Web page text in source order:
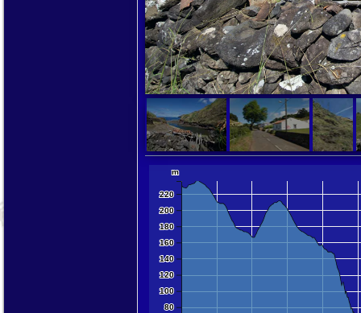
10000 km
5000 mi
80
100
120
140
160
180
200
220
m